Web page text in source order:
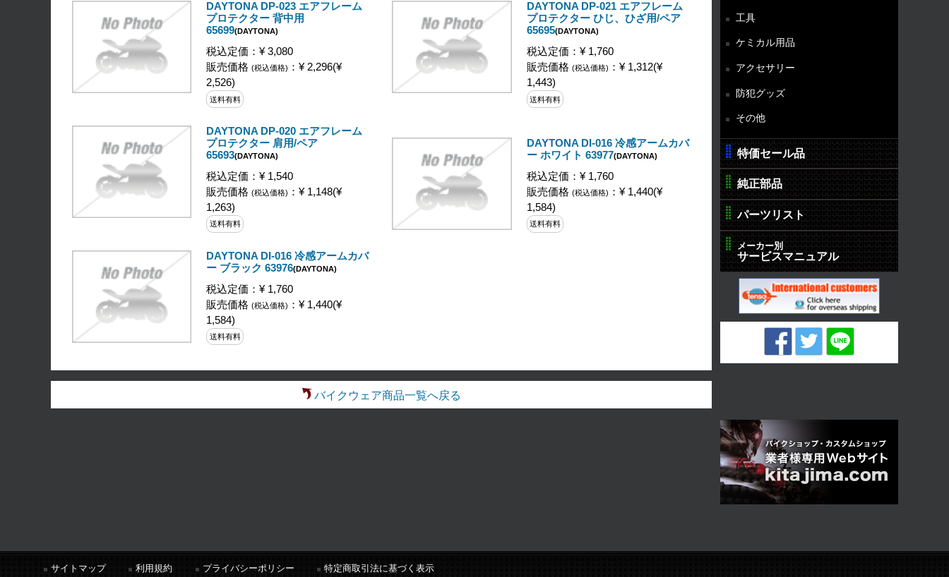
DAYTONA DP-023 エアフレーム
プロテクター 背中用
65699(DAYTONA)
税込定価：¥ 3,080
販売価格(税込価格) ：¥ 2,296(¥
2,526)
送料有料
DAYTONA DP-021 エアフレーム
プロテクター ひじ、ひざ用/ペア
65695(DAYTONA)
税込定価：¥ 1,760
販売価格 (税込価格) ：¥ 1,312(¥
1,443)
送料有料
DAYTONA DP-020 エアフレーム
プロテクター 肩用/ペア
65693(DAYTONA)
税込定価：¥ 1,540
販売価格(税込価格) ：¥ 1,148(¥
1,263)
送料有料
DAYTONA DI-016 冷感アームカバ
ー ホワイト 63977(DAYTONA)
税込定価：¥ 1,760
販売価格 (税込価格) ：¥ 1,440(¥
1,584)
送料有料
DAYTONA DI-016 冷感アームカバ
ー ブラック 63976(DAYTONA)
税込定価：¥ 1,760
販売価格(税込価格) ：¥ 1,440(¥
1,584)
送料有料
バイクウェア商品一覧へ戻る
工具
ケミカル用品
アクセサリー
防犯グッズ
その他
特価セール品
純正部品
パーツリスト
メーカー別
サービスマニュアル
サイトマップ 利用規約 プライバシーポリシー 特定商取引法に基づく表示